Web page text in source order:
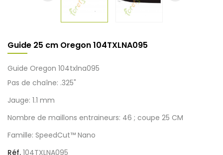
Guide 25 cm Oregon 104TXLNA095
Guide Oregon 104txlna095
Pas de chaîne: .325"
Jauge: 1.1 mm
Nombre de maillons entraineurs: 46 ; coupe 25 CM
Famille: SpeedCut™ Nano
Réf. 104TXLNA095